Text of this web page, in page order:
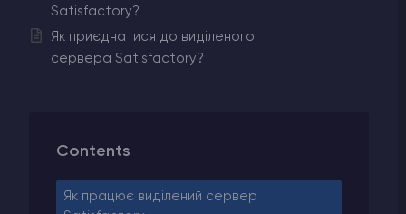
Satisfactory?
Як приєднатися до виділеного
сервера Satisfactory?
Contents
Як працює виділений сервер